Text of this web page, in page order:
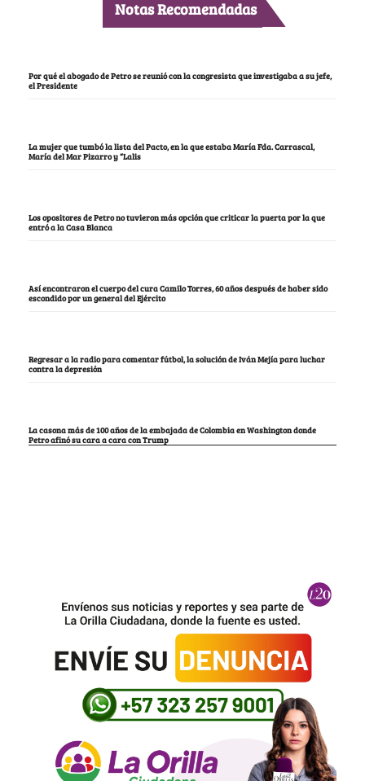
Notas Recomendadas
Por qué el abogado de Petro se reunió con la congresista que investigaba a su jefe,
el Presidente
La mujer que tumbó la lista del Pacto, en la que estaba María Fda. Carrascal,
María del Mar Pizarro y “Lalis
Los opositores de Petro no tuvieron más opción que criticar la puerta por la que
entró a la Casa Blanca
Así encontraron el cuerpo del cura Camilo Torres, 60 años después de haber sido
escondido por un general del Ejército
Regresar a la radio para comentar fútbol, la solución de Iván Mejía para luchar
contra la depresión
La casona más de 100 años de la embajada de Colombia en Washington donde
Petro afinó su cara a cara con Trump